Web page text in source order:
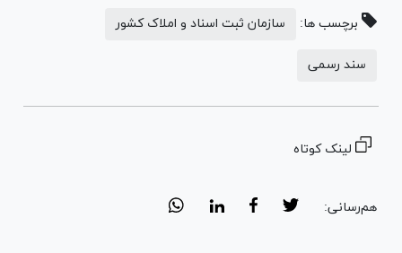
برچسب ها: سازمان ثبت اسناد و املاک کشور
سند رسمی
لینک کوتاه
هم‌رسانی: